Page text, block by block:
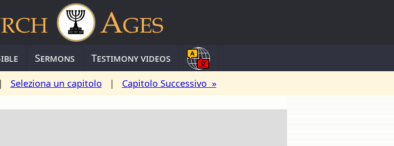
Sermons Testimony videos
Seleziona un capitolo | Capitolo Successivo »